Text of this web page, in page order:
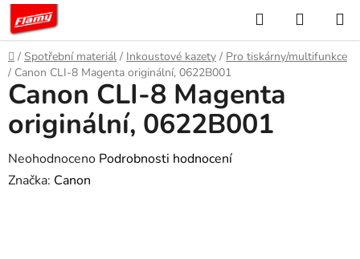
Přejít
obsah
Hledat
KOŠÍK
Domů
/ Spotřební materiál / Inkoustové kazety / Pro tiskárny/multifunkce
/ Canon CLI-8 Magenta originální, 0622B001
Canon CLI-8 Magenta
originální, 0622B001
Průměrné
hodnocení
Neohodnoceno Podrobnosti hodnocení
Značka: Canon